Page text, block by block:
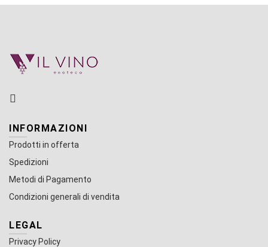
INFORMAZIONI
Prodotti in offerta
Spedizioni
Metodi di Pagamento
Condizioni generali di vendita
LEGAL
Privacy Policy